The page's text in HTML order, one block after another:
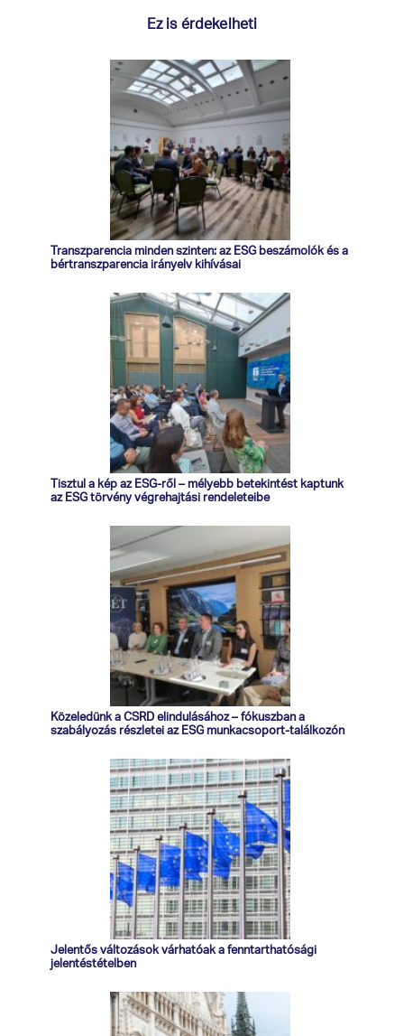
Ez is érdekelheti
Transzparencia minden szinten: az ESG beszámolók és a
bértranszparencia irányelv kihívásai
Tisztul a kép az ESG-ről – mélyebb betekintést kaptunk
az ESG törvény végrehajtási rendeleteibe
Közeledünk a CSRD elindulásához – fókuszban a
szabályozás részletei az ESG munkacsoport-találkozón
Jelentős változások várhatóak a fenntarthatósági
jelentéstételben